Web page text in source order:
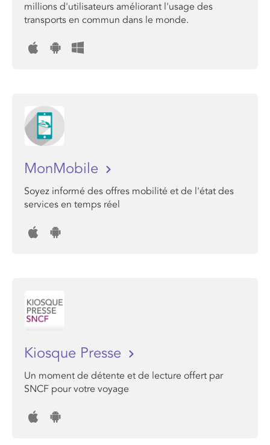
millions d'utilisateurs améliorant l'usage des
transports en commun dans le monde.
MonMobile
Soyez informé des offres mobilité et de l'état des
services en temps réel
Kiosque Presse
Un moment de détente et de lecture offert par
SNCF pour votre voyage